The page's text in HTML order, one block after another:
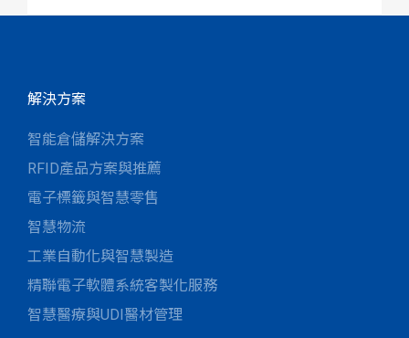
解決方案
智能倉儲解決方案
RFID產品方案與推薦
電子標籤與智慧零售
智慧物流
工業自動化與智慧製造
精聯電子軟體系統客製化服務
智慧醫療與UDI醫材管理